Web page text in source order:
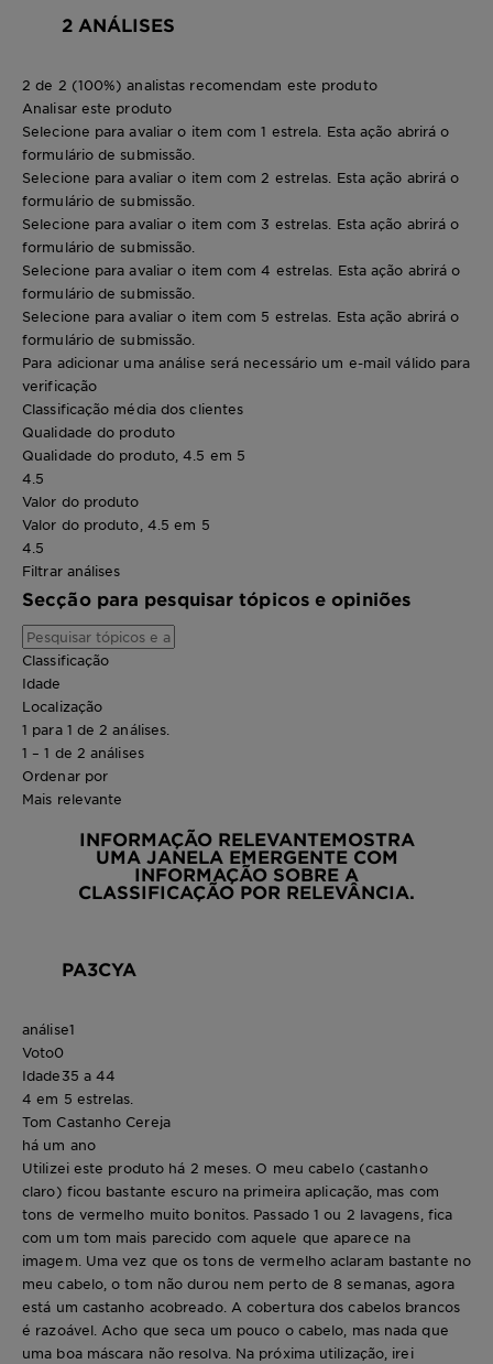
2 ANÁLISES
2 de 2 (100%) analistas recomendam este produto
Analisar este produto
Selecione para avaliar o item com 1 estrela. Esta ação abrirá o
formulário de submissão.
Selecione para avaliar o item com 2 estrelas. Esta ação abrirá o
formulário de submissão.
Selecione para avaliar o item com 3 estrelas. Esta ação abrirá o
formulário de submissão.
Selecione para avaliar o item com 4 estrelas. Esta ação abrirá o
formulário de submissão.
Selecione para avaliar o item com 5 estrelas. Esta ação abrirá o
formulário de submissão.
Para adicionar uma análise será necessário um e-mail válido para
verificação
Classificação média dos clientes
Qualidade do produto
Qualidade do produto, 4.5 em 5
4.5
Valor do produto
Valor do produto, 4.5 em 5
4.5
Filtrar análises
Secção para pesquisar tópicos e opiniões
Classificação
Idade
Localização
1 para 1 de 2 análises.
1 – 1 de 2 análises
Ordenar por
Mais relevante
INFORMAÇÃO RELEVANTEMOSTRA
UMA JANELA EMERGENTE COM
INFORMAÇÃO SOBRE A
CLASSIFICAÇÃO POR RELEVÂNCIA.
PA3CYA
análise1
Voto0
Idade35 a 44
4 em 5 estrelas.
Tom Castanho Cereja
há um ano
Utilizei este produto há 2 meses. O meu cabelo (castanho
claro) ficou bastante escuro na primeira aplicação, mas com
tons de vermelho muito bonitos. Passado 1 ou 2 lavagens, fica
com um tom mais parecido com aquele que aparece na
imagem. Uma vez que os tons de vermelho aclaram bastante no
meu cabelo, o tom não durou nem perto de 8 semanas, agora
está um castanho acobreado. A cobertura dos cabelos brancos
é razoável. Acho que seca um pouco o cabelo, mas nada que
uma boa máscara não resolva. Na próxima utilização, irei